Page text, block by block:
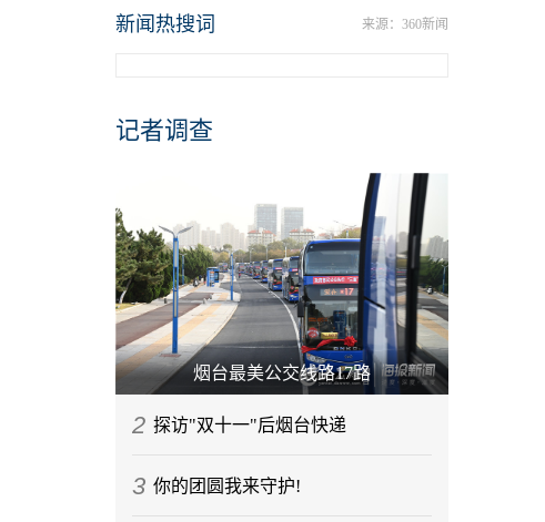
新闻热搜词 来源：360新闻
记者调查
烟台最美公交线路17路
2 探访"双十一"后烟台快递
3 你的团圆我来守护!